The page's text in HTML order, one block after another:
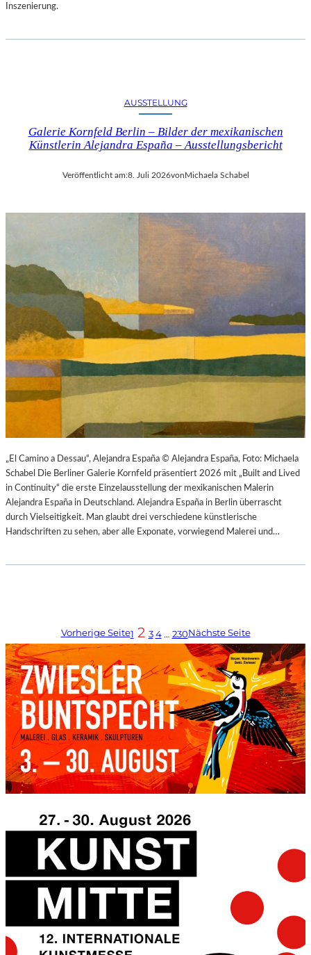
Inszenierung.
AUSSTELLUNG
Galerie Kornfeld Berlin – Bilder der mexikanischen
Künstlerin Alejandra España – Ausstellungsbericht
Veröffentlicht am:8. Juli 2026vonMichaela Schabel
„El Camino a Dessau“, Alejandra España © Alejandra España, Foto: Michaela
Schabel Die Berliner Galerie Kornfeld präsentiert 2026 mit „Built and Lived
in Continuity“ die erste Einzelausstellung der mexikanischen Malerin
Alejandra España in Deutschland. Alejandra España in Berlin überrascht
durch Vielseitigkeit. Man glaubt drei verschiedene künstlerische
Handschriften zu sehen, aber alle Exponate, vorwiegend Malerei und…
Vorherige Seite1 2 3 4 … 230Nächste Seite